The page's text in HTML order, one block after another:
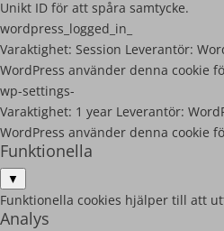
Unikt ID för att spåra samtycke.
wordpress_logged_in_
Varaktighet: Session Leverantör:
WordPress använder denna cookie
wp-settings-
Varaktighet: 1 year Leverantör:
WordPress använder denna cookie
Funktionella
▼
Funktionella cookies hjälper till att
Analys